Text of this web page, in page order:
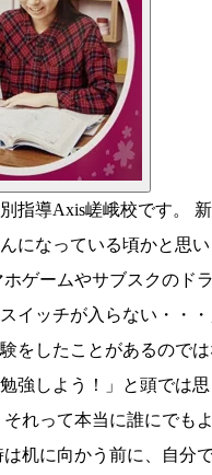
指導Axis嵯峨校です。 新
になっている頃かと思
ゲームやサブスクのド
イッチが入らない・・
をしたことがあるのでは
勉強しよう！」と頭では
れって本当に誰にでも
は机に向かう前に、自分